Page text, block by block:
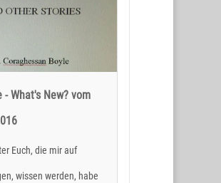
- What's New? vom
Euch, die mir auf
wissen werden, habe